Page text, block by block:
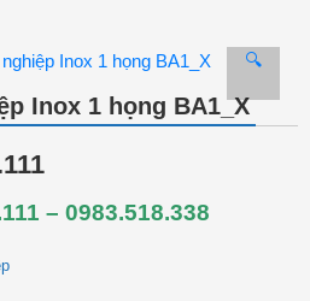
🔍
Inox 1 họng BA1_X
– 0983.518.338